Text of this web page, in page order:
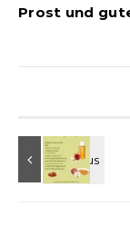
Prost und